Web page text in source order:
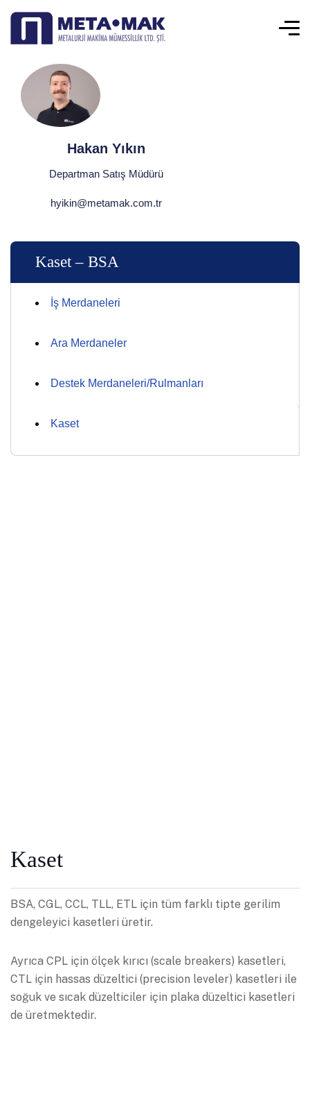
Hakan Yıkın
Departman Satış Müdürü
hyikin@metamak.com.tr
Kaset – BSA
İş Merdaneleri
Ara Merdaneler
Destek Merdaneleri/Rulmanları
Kaset
Kaset
BSA, CGL, CCL, TLL, ETL için tüm farklı tipte gerilim
dengeleyici kasetleri üretir.
Ayrıca CPL için ölçek kırıcı (scale breakers) kasetleri,
CTL için hassas düzeltici (precision leveler) kasetleri ile
soğuk ve sıcak düzelticiler için plaka düzeltici kasetleri
de üretmektedir.